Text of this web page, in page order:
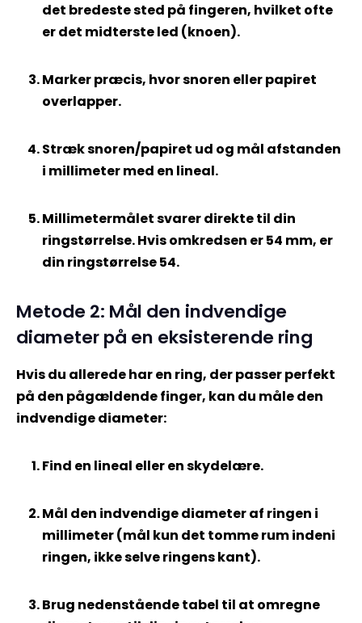
det bredeste sted på fingeren, hvilket ofte
er det midterste led (knoen).
Marker præcis, hvor snoren eller papiret
overlapper.
Stræk snoren/papiret ud og mål afstanden
i millimeter med en lineal.
Millimetermålet svarer direkte til din
ringstørrelse. Hvis omkredsen er 54 mm, er
din ringstørrelse 54.
Metode 2: Mål den indvendige
diameter på en eksisterende ring
Hvis du allerede har en ring, der passer perfekt
på den pågældende finger, kan du måle den
indvendige diameter:
Find en lineal eller en skydelære.
Mål den indvendige diameter af ringen i
millimeter (mål kun det tomme rum indeni
ringen, ikke selve ringens kant).
Brug nedenstående tabel til at omregne